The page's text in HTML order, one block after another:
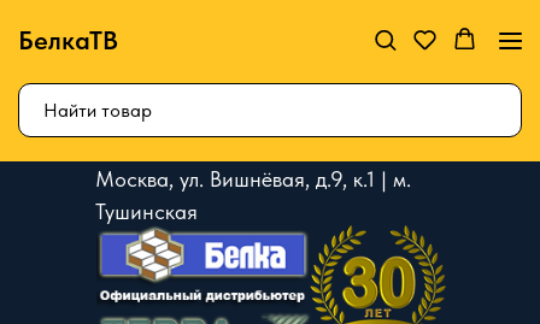
БелкаТВ
Москва, ул. Вишнёвая, д.9, к.1 | м.
Тушинская